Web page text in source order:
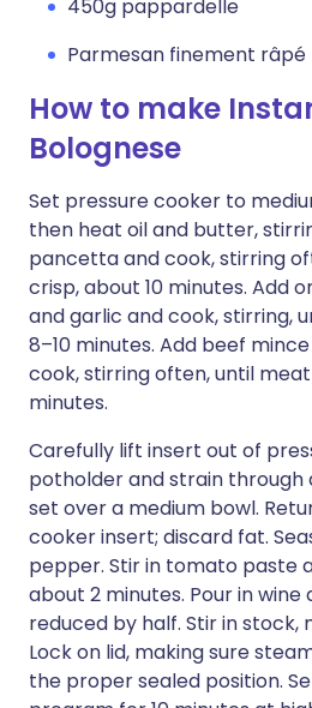
450g pappardelle
Parmesan finement
How to make
Bolognese
Set pressure cooker to
then heat oil and butter,
pancetta and cook, stirring
crisp, about 10 minutes. Add
and garlic and cook, stirring,
8–10 minutes. Add beef
cook, stirring often, until meat
minutes.
Carefully lift insert out of
potholder and strain through
set over a medium bowl.
cooker insert; discard fat.
pepper. Stir in tomato paste
about 2 minutes. Pour in wine
reduced by half. Stir in stock,
Lock on lid, making sure
the proper sealed position.